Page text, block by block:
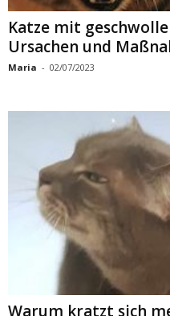
Katze mit
Ursachen und
Maria - 02/07/2023
Warum kratzt sich